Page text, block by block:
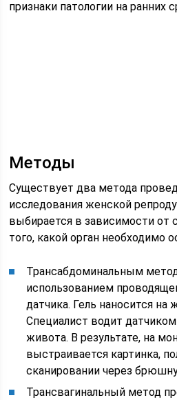
признаки патологии на ранних
Методы
Существует два метода
исследования женской
выбирается в зависимости от
того, какой орган необходимо
Трансабдоминальным
использованием
датчика. Гель наносится на
Специалист водит
живота. В результате, на
выстраивается картинка,
сканировании через
Трансвагинальный метод